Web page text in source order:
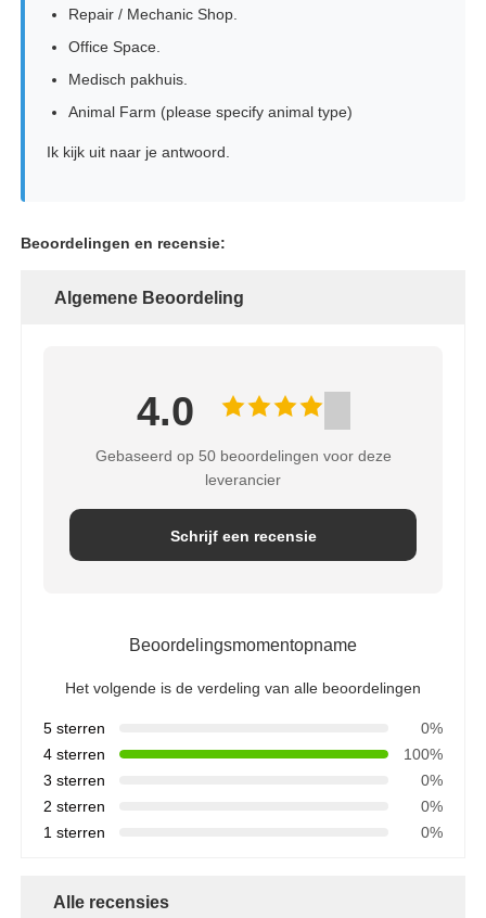
Repair / Mechanic Shop.
Office Space.
Medisch pakhuis.
Animal Farm (please specify animal type)
Ik kijk uit naar je antwoord.
Beoordelingen en recensie:
Algemene Beoordeling
4.0
Gebaseerd op 50 beoordelingen voor deze
leverancier
Schrijf een recensie
Beoordelingsmomentopname
Het volgende is de verdeling van alle beoordelingen
5 sterren
0%
4 sterren
100%
3 sterren
0%
2 sterren
0%
1 sterren
0%
Alle recensies